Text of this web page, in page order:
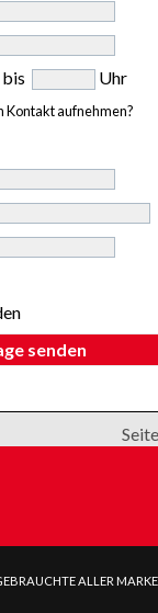
Uhr
Kontakt aufnehmen?
senden
ALLER